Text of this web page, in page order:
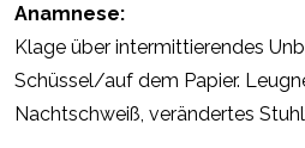
Anamnese:
Klage über intermittierendes
Schüssel/auf dem Papier.
Nachtschweiß, verändertes